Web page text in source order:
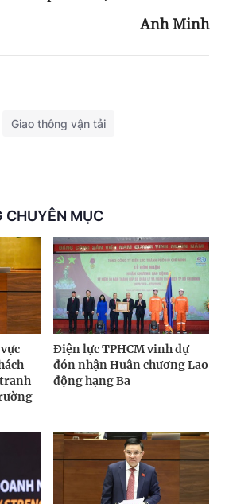
Anh Minh
Giao thông vận tải
CHUYÊN MỤC
Điện lực TPHCM vinh dự
đón nhận Huân chương Lao
động hạng Ba